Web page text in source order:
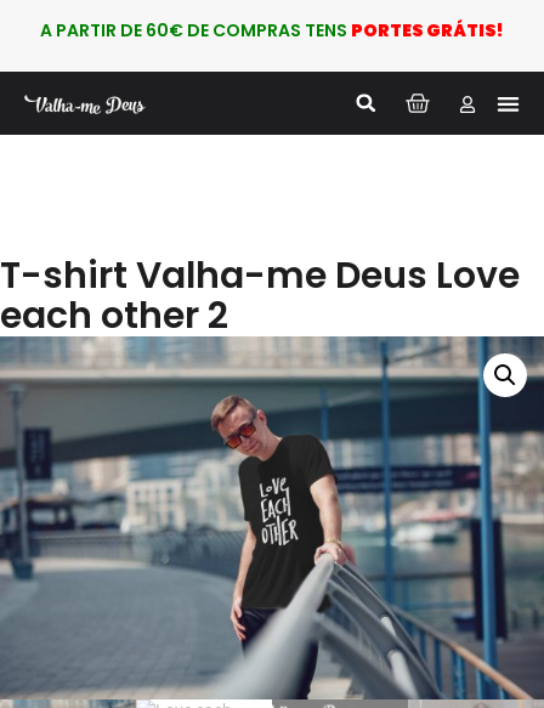
A PARTIR DE 60€ DE COMPRAS TENS PORTES GRÁTIS!
T-shirt Valha-me Deus Love
each other 2